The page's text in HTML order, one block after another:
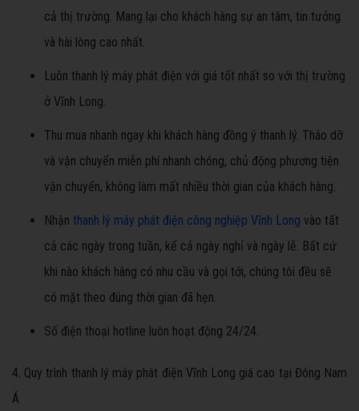
cả thị trường. Mang lại cho khách hàng sự an tâm, tin tưởng
và hài lòng cao nhất.
Luôn thanh lý máy phát điện với giá tốt nhất so với thị trường
ở Vĩnh Long.
Thu mua nhanh ngay khi khách hàng đồng ý thanh lý. Tháo dỡ
và vận chuyển miễn phí nhanh chóng, chủ động phương tiện
vận chuyển, không làm mất nhiều thời gian của khách hàng.
Nhận thanh lý máy phát điện công nghiệp Vĩnh Long vào tất
cả các ngày trong tuần, kể cả ngày nghỉ và ngày lễ. Bất cứ
khi nào khách hàng có nhu cầu và gọi tới, chúng tôi đều sẽ
có mặt theo đúng thời gian đã hẹn.
Số điện thoại hotline luôn hoạt động 24/24.
4. Quy trình thanh lý máy phát điện Vĩnh Long giá cao tại Đông Nam
Á